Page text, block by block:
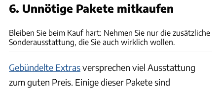
6. Unnötige Pakete mitkaufen
Bleiben Sie beim Kauf hart: Nehmen Sie nur die zusätzliche
Sonderausstattung, die Sie auch wirklich wollen.
Gebündelte Extrasversprechen viel Ausstattung
zum guten Preis. Einige dieser Pakete sind